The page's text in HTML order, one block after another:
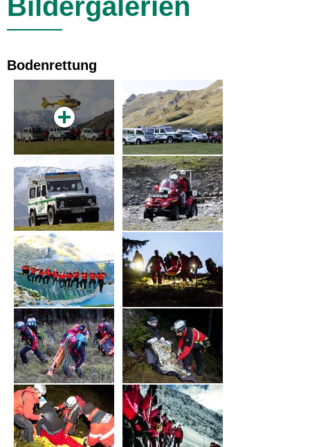
Bildergalerien
Bodenrettung